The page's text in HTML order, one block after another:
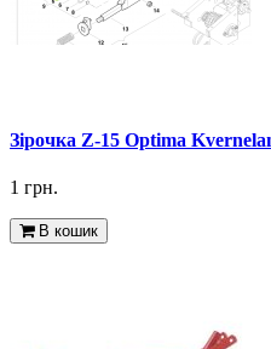
Зірочка Z-15 Optima
1 грн.
В кошик